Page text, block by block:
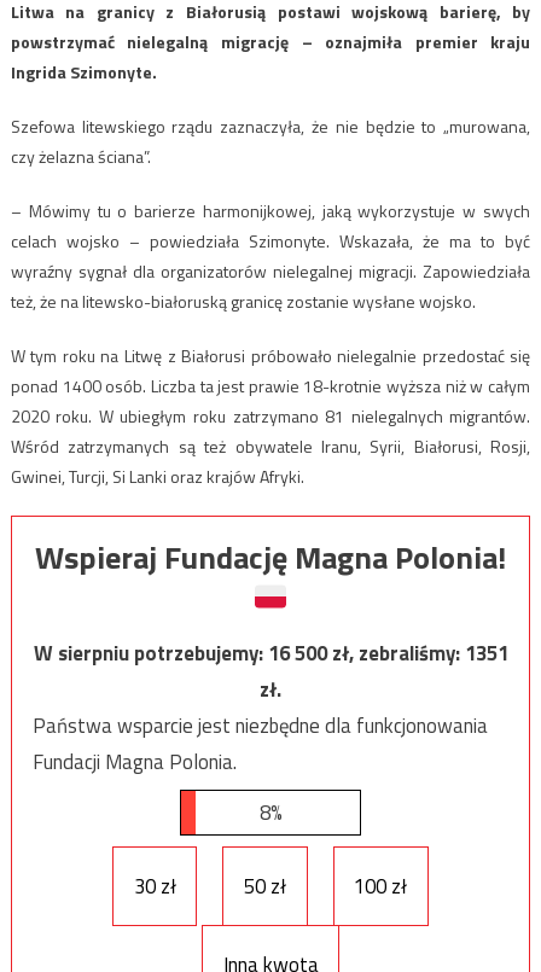
Litwa na granicy z Białorusią postawi wojskową barierę, by
powstrzymać nielegalną migrację – oznajmiła premier kraju
Ingrida Szimonyte.
Szefowa litewskiego rządu zaznaczyła, że nie będzie to „murowana,
czy żelazna ściana”.
– Mówimy tu o barierze harmonijkowej, jaką wykorzystuje w swych
celach wojsko – powiedziała Szimonyte. Wskazała, że ma to być
wyraźny sygnał dla organizatorów nielegalnej migracji. Zapowiedziała
też, że na litewsko-białoruską granicę zostanie wysłane wojsko.
W tym roku na Litwę z Białorusi próbowało nielegalnie przedostać się
ponad 1400 osób. Liczba ta jest prawie 18-krotnie wyższa niż w całym
2020 roku. W ubiegłym roku zatrzymano 81 nielegalnych migrantów.
Wśród zatrzymanych są też obywatele Iranu, Syrii, Białorusi, Rosji,
Gwinei, Turcji, Si Lanki oraz krajów Afryki.
Wspieraj Fundację Magna Polonia!
W sierpniu potrzebujemy:16 500zł, zebraliśmy:1351
zł.
Państwa wsparcie jest niezbędne dla funkcjonowania
Fundacji Magna Polonia.
8%
30 zł 50 zł 100 zł
Inna kwota